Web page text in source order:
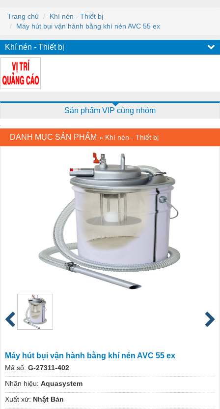
Trang chủ
Khí nén - Thiết bị
Máy hút bụi vận hành bằng khí nén AVC 55 ex
Khí nén - Thiết bị
Sản phẩm VIP cùng nhóm
DANH MỤC SẢN PHẨM » Khí nén - Thiết bị
Máy hút bụi vận hành bằng khí nén AVC 55 ex
Mã số: G-27311-402
Nhãn hiệu: Aquasystem
Xuất xứ: Nhật Bản